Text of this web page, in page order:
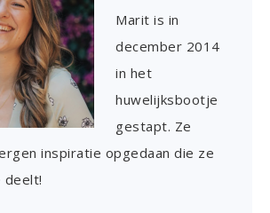
Marit is in
december 2014
in het
huwelijksbootje
gestapt. Ze
inspiratie opgedaan die ze
deelt!